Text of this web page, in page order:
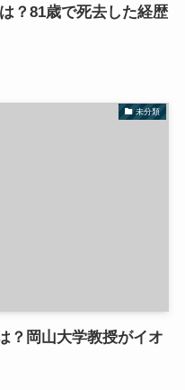
？81歳で死去した経歴
未分類
？岡山大学教授がイオ